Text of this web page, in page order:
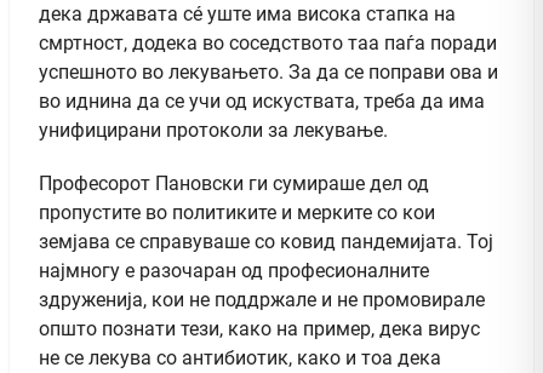
дека државата сé уште има висока стапка на
смртност, додека во соседството таа паѓа поради
успешното во лекувањето. За да се поправи ова и
во иднина да се учи од искуствата, треба да има
унифицирани протоколи за лекување.
Професорот Пановски ги сумираше дел од
пропустите во политиките и мерките со кои
земјава се справуваше со ковид пандемијата. Тој
најмногу е разочаран од професионалните
здруженија, кои не поддржале и не промовирале
општо познати тези, како на пример, дека вирус
не се лекува со антибиотик, како и тоа дека